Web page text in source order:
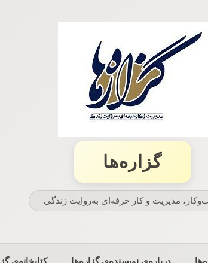
گزاره‌ها
مدیریت و كار حرفه‌ای به‌روایت زندگی
درباره‌ی نویسنده‌ی گزاره‌ها کتابخانه‌ی